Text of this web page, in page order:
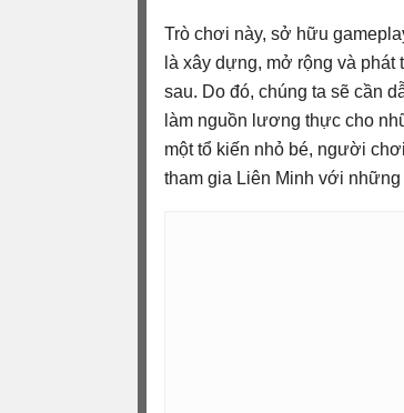
Trò chơi này, sở hữu
là xây dựng, mở rộng và
sau. Do đó, chúng ta sẽ cần
làm nguồn lương thực cho
một tổ kiến nhỏ bé, người
tham gia Liên Minh với